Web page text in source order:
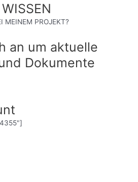
MEINEM PROJEKT?
an um aktuelle
Dokumente